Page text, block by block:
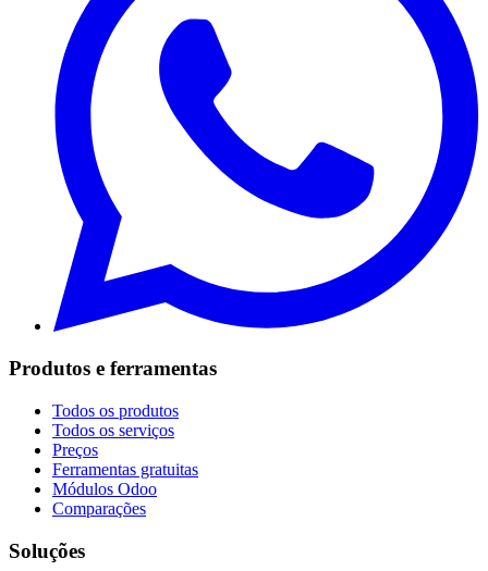
Produtos e ferramentas
Todos os produtos
Todos os serviços
Preços
Ferramentas gratuitas
Módulos Odoo
Comparações
Soluções